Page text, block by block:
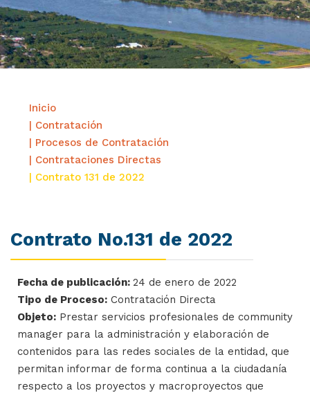
Inicio
| Contratación
| Procesos de Contratación
| Contrataciones Directas
| Contrato 131 de 2022
Contrato No.131 de 2022
Fecha de publicación: 24 de enero de 2022
Tipo de Proceso: Contratación Directa
Objeto: Prestar servicios profesionales de community
manager para la administración y elaboración de
contenidos para las redes sociales de la entidad, que
permitan informar de forma continua a la ciudadanía
respecto a los proyectos y macroproyectos que